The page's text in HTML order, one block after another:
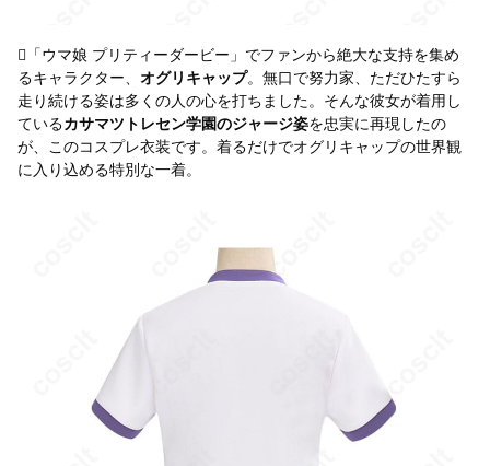
「ウマ娘 プリティーダービー」でファンから絶大な支持を集め
るキャラクター、 オグリキャップ。無口で努力家、ただひたすら
走り続ける姿は多くの人の心を打ちました。そんな彼女が着用し
ているカサマツトレセン学園のジャージ姿を忠実に再現したの
が、このコスプレ衣装です。着るだけでオグリキャップの世界観
に入り込める特別な一着。